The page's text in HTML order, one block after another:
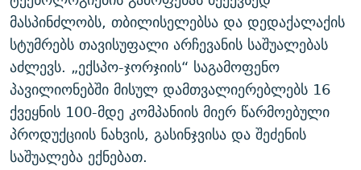
მასპინძლობს, თბილისელებსა და დედაქალაქის
სტუმრებს თავისუფალი არჩევანის საშუალებას
აძლევს. „ექსპო-ჯორჯიის“ საგამოფენო
პავილიონებში მისულ დამთვალიერებლებს 16
ქვეყნის 100-მდე კომპანიის მიერ წარმოებული
პროდუქციის ნახვის, გასინჯვისა და შეძენის
საშუალება ექნებათ.